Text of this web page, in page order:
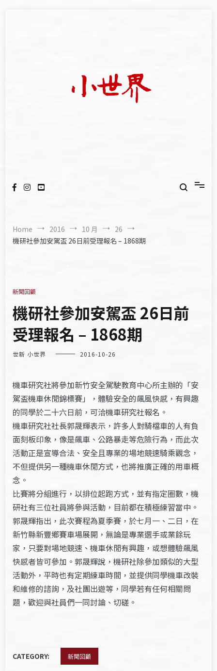
Home 2016 10 月
26
機研社參加安駕盃 26日前受理報名 – 1868期
新聞回顧
機研社參加安駕盃 26日前
受理報名 – 1868期
世新 小世界 2016-10-26
機車研究社將參加新竹安全駕駛教育中心所主辦的「安
駕盃機車休閒錦標賽」，體驗安全的飆風快感，有興趣
的同學於二十六日前，可洽機車研究社報名。
機車研究社社長郭晟輝表示，許多人對騎檔車的人有負
面刻板印象，像是飆車、公路暴走等危險行為，而此次
活動正是宣導合法、安全且專業的場地競速騎乘觀念，
不但提供另一種機車休閒方式，也將推廣正確的用車概
念。
比賽將分組進行，以排位起跑方式，並有指定圈數，機
研社有三位社員將參與活動，目前都在積極練習當中。
郭晟輝指出，此次賽程為夏季賽，於七月一、二日，在
新竹縣新豐鄉賽車場展開，無論是專業選手或業餘玩
家，只要對場地競速、機車休閒有興趣，或想體驗飆風
快感者皆可參加。郭晟輝說，機研社除參加類似的大型
活動外，平時也有定期練車時間，並提供同學機車改裝
和維修的諮詢，及社團出遊等，同學若有任何相關問
題，歡迎與社員們一同討論、切磋。
CATEGORY: 新聞回顧